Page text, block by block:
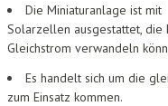
Die Miniaturanlage ist mit
Solarzellen ausgestattet, die
Gleichstrom verwandeln
Es handelt sich um die
zum Einsatz kommen.